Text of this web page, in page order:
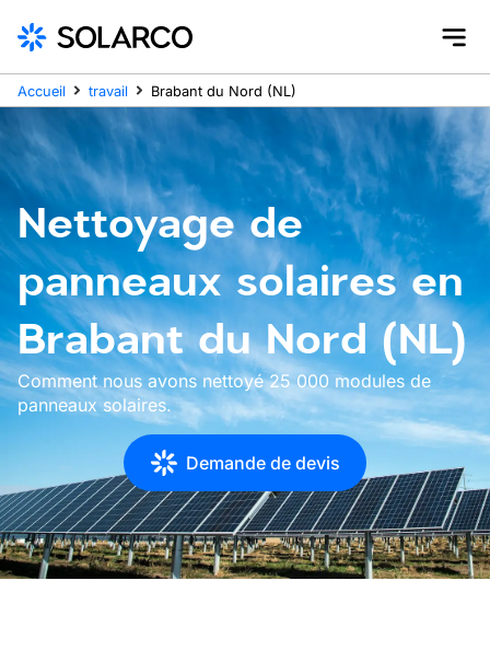
Accueil travail Brabant du Nord (NL)
Nettoyage de
panneaux solaires en
Brabant du Nord (NL)
Comment nous avons nettoyé 25 000 modules de
panneaux solaires.
Demande de devis